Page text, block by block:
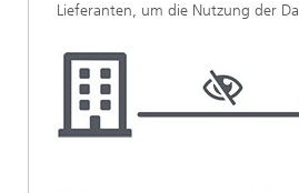
Lieferanten, um die Nutzung der